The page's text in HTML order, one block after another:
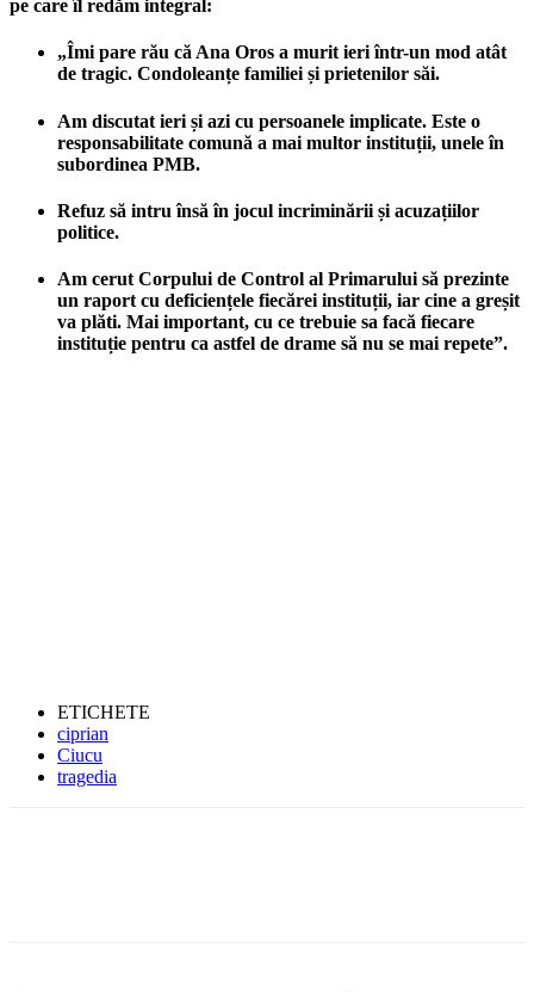
pe care îl redăm integral:
„Îmi pare rău că Ana Oros a murit ieri într-un mod atât
de tragic. Condoleanțe familiei și prietenilor săi.
Am discutat ieri și azi cu persoanele implicate. Este o
responsabilitate comună a mai multor instituții, unele în
subordinea PMB.
Refuz să intru însă în jocul incriminării și acuzațiilor
politice.
Am cerut Corpului de Control al Primarului să prezinte
un raport cu deficiențele fiecărei instituții, iar cine a greșit
va plăti. Mai important, cu ce trebuie sa facă fiecare
instituție pentru ca astfel de drame să nu se mai repete”.
ETICHETE
ciprian
Ciucu
tragedia